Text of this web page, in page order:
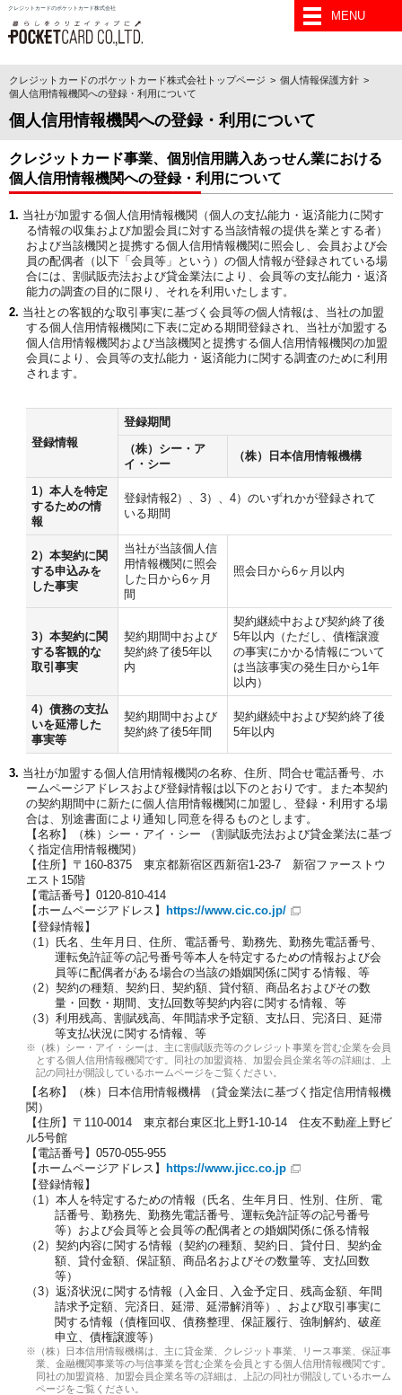
クレジットカードのポケットカード株式会社
MENU
クレジットカードのポケットカード株式会社トップページ
個人情報保護方針
個人信用情報機関への登録・利用について
個人信用情報機関への登録・利用について
クレジットカード事業、個別信用購入あっせん業における
個人信用情報機関への登録・利用について
当社が加盟する個人信用情報機関（個人の支払能力・返済能力に関す
る情報の収集および加盟会員に対する当該情報の提供を業とする者）
および当該機関と提携する個人信用情報機関に照会し、会員および会
員の配偶者（以下「会員等」という）の個人情報が登録されている場
合には、割賦販売法および貸金業法により、会員等の支払能力・返済
能力の調査の目的に限り、それを利用いたします。
当社との客観的な取引事実に基づく会員等の個人情報は、当社の加盟
する個人信用情報機関に下表に定める期間登録され、当社が加盟する
個人信用情報機関および当該機関と提携する個人信用情報機関の加盟
会員により、会員等の支払能力・返済能力に関する調査のために利用
されます。
登録情報
登録期間
（株）シー・ア
イ・シー
（株）日本信用情報機構
1）本人を特定
するための情
報
登録情報2）、3）、4）のいずれかが登録されて
いる期間
2）本契約に関
する申込みを
した事実
当社が当該個人信
用情報機関に照会
した日から6ヶ月
間
照会日から6ヶ月以内
3）本契約に関
する客観的な
取引事実
契約期間中および
契約終了後5年以
内
契約継続中および契約終了後
5年以内（ただし、債権譲渡
の事実にかかる情報について
は当該事実の発生日から1年
以内）
4）債務の支払
いを延滞した
事実等
契約期間中および
契約終了後5年間
契約継続中および契約終了後
5年以内
当社が加盟する個人信用情報機関の名称、住所、問合せ電話番号、ホ
ームページアドレスおよび登録情報は以下のとおりです。また本契約
の契約期間中に新たに個人信用情報機関に加盟し、登録・利用する場
合は、別途書面により通知し同意を得るものとします。
【名称】（株）シー・アイ・シー （割賦販売法および貸金業法に基づ
く指定信用情報機関）
【住所】〒160-8375 東京都新宿区西新宿1-23-7 新宿ファーストウ
エスト15階
【電話番号】0120-810-414
【ホームページアドレス】
https://www.cic.co.jp/
【登録情報】
氏名、生年月日、住所、電話番号、勤務先、勤務先電話番号、
運転免許証等の記号番号等本人を特定するための情報および会
員等に配偶者がある場合の当該の婚姻関係に関する情報、等
契約の種類、契約日、契約額、貸付額、商品名およびその数
量・回数・期間、支払回数等契約内容に関する情報、等
利用残高、割賦残高、年間請求予定額、支払日、完済日、延滞
等支払状況に関する情報、等
（株）シー・アイ・シーは、主に割賦販売等のクレジット事業を営む企業を会員
とする個人信用情報機関です。同社の加盟資格、加盟会員企業名等の詳細は、上
記の同社が開設しているホームページをご覧ください。
【名称】（株）日本信用情報機構 （貸金業法に基づく指定信用情報機
関）
【住所】〒110-0014 東京都台東区北上野1-10-14 住友不動産上野ビ
ル5号館
【電話番号】0570-055-955
【ホームページアドレス】https://www.jicc.co.jp
【登録情報】
本人を特定するための情報（氏名、生年月日、性別、住所、電
話番号、勤務先、勤務先電話番号、運転免許証等の記号番号
等）および会員等と会員等の配偶者との婚姻関係に係る情報
契約内容に関する情報（契約の種類、契約日、貸付日、契約金
額、貸付金額、保証額、商品名およびその数量等、支払回数
等）
返済状況に関する情報（入金日、入金予定日、残高金額、年間
請求予定額、完済日、延滞、延滞解消等）、および取引事実に
関する情報（債権回収、債務整理、保証履行、強制解約、破産
申立、債権譲渡等）
（株）日本信用情報機構は、主に貸金業、クレジット事業、リース事業、保証事
業、金融機関事業等の与信事業を営む企業を会員とする個人信用情報機関です。
同社の加盟資格、加盟会員企業名等の詳細は、上記の同社が開設しているホーム
ページをご覧ください。